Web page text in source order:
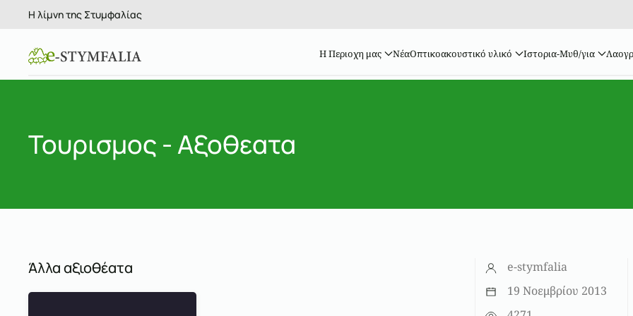
Η λίμνη της Στυμφαλίας
Η Περιοχη μας ΝέαΟπτικοακουστικό υλικό Ιστορια-Μυθ/για
Τουρισμος - Αξοθεατα
Άλλα αξιοθέατα
e-stymfalia
19 Νοεμβρίου 2013